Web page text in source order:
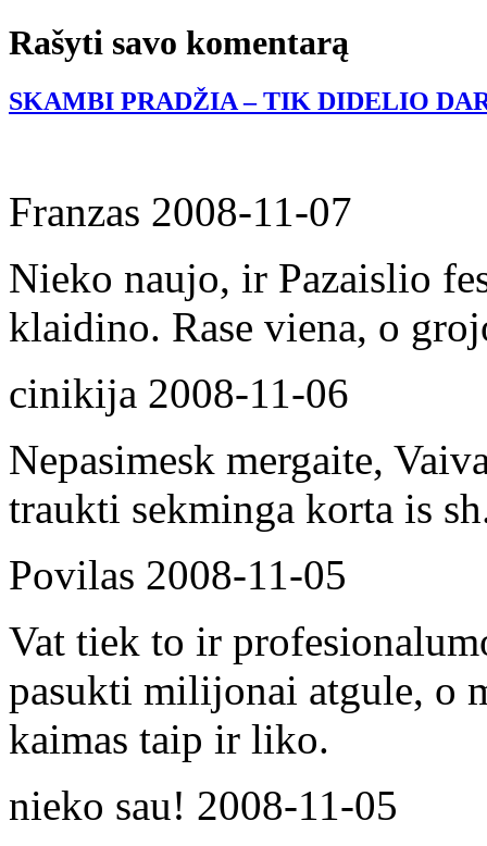
Rašyti savo komentarą
SKAMBI PRADŽIA – TIK DIDELIO
Franzas 2008-11-07
Nieko naujo, ir Pazaislio
klaidino. Rase viena, o
cinikija 2008-11-06
Nepasimesk mergaite,
traukti sekminga korta is
Povilas 2008-11-05
Vat tiek to ir
pasukti milijonai atgule, o
kaimas taip ir liko.
nieko sau! 2008-11-05